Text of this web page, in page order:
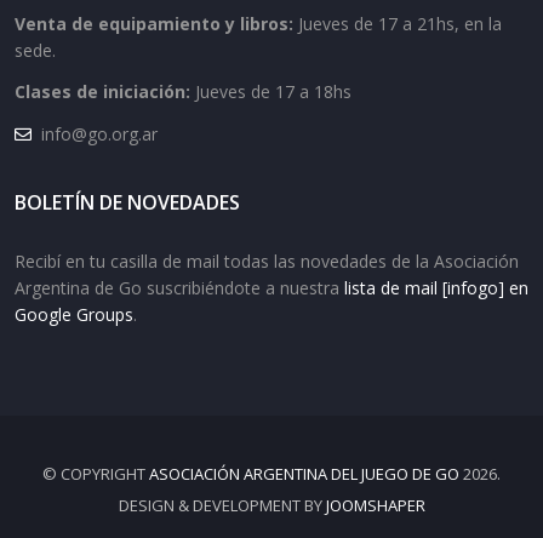
Venta de equipamiento y libros: Jueves de 17 a 21hs, en la
sede.
Clases de iniciación: Jueves de 17 a 18hs
info@go.org.ar
BOLETÍN DE NOVEDADES
Recibí en tu casilla de mail todas las novedades de la Asociación
Argentina de Go suscribiéndote a nuestra lista de mail [infogo] en
Google Groups.
© COPYRIGHTASOCIACIÓN ARGENTINA DEL JUEGO DE GO 2026.
DESIGN & DEVELOPMENT BYJOOMSHAPER